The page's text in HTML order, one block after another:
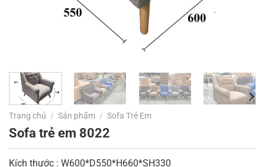
Trang chủ / Sản phẩm / Sofa Trẻ Em
Sofa trẻ em 8022
Kích thước : W600*D550*H660*SH330